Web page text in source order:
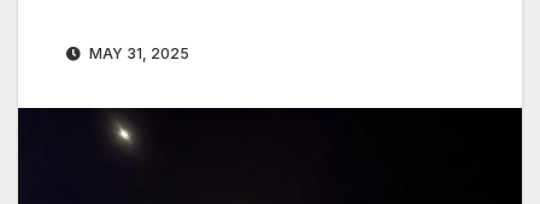
MAY 31, 2025